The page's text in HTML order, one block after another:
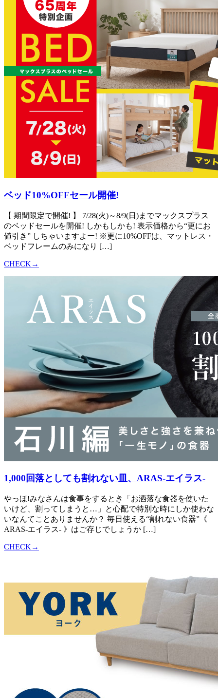
ベッド10%OFFセール開催!
【 期間限定で開催! 】 7/28(火)～8/9(日)までマックスプラス
のベッドセールを開催! しかもしかも! 表示価格から“更にお
値引き” しちゃいますよー! ※更に10%OFFは、マットレス・
ベッドフレームのみになり […]
CHECK→
1,000回落としても割れない皿、ARAS-エイラス-
やっほ!みなさんは食事をするとき「お洒落な食器を使いた
いけど、割ってしまうと…」と心配で特別な時にしか使わな
いなんてことありませんか？ 毎日使える“割れない食器”《
ARAS-エイラス- 》はご存じでしょうか […]
CHECK→